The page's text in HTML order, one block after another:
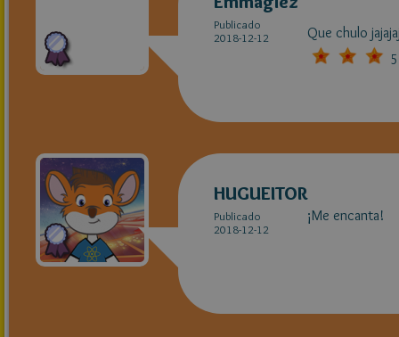
Publicado
2018-12-12
Que chulo
HUGUEITOR
Publicado
2018-12-12
¡Me encanta!